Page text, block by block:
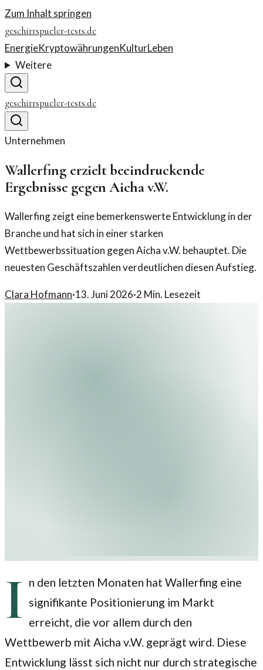
Zum Inhalt springen
geschirrspueler-tests.de
EnergieKryptowährungenKulturLeben
Weitere
geschirrspueler-tests.de
Unternehmen
Wallerfing erzielt beeindruckende
Ergebnisse gegen Aicha v.W.
Wallerfing zeigt eine bemerkenswerte Entwicklung in der
Branche und hat sich in einer starken
Wettbewerbssituation gegen Aicha v.W. behauptet. Die
neuesten Geschäftszahlen verdeutlichen diesen Aufstieg.
Clara Hofmann·13. Juni 2026·2 Min. Lesezeit
I n den letzten Monaten hat Wallerfing eine
signifikante Positionierung im Markt
erreicht, die vor allem durch den
Wettbewerb mit Aicha v.W. geprägt wird. Diese
Entwicklung lässt sich nicht nur durch strategische